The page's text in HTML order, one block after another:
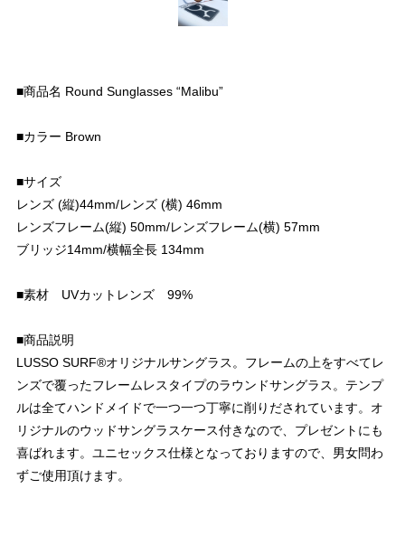
■商品名 Round Sunglasses “Malibu”
■カラー Brown
■サイズ
レンズ (縦)44mm/レンズ (横) 46mm
レンズフレーム(縦) 50mm/レンズフレーム(横) 57mm
ブリッジ14mm/横幅全長 134mm
■素材 UVカットレンズ 99%
■商品説明
LUSSO SURF®︎オリジナルサングラス。フレームの上をすべてレ
ンズで覆ったフレームレスタイプのラウンドサングラス。テンプ
ルは全てハンドメイドで一つ一つ丁寧に削りだされています。オ
リジナルのウッドサングラスケース付きなので、プレゼントにも
喜ばれます。ユニセックス仕様となっておりますので、男女問わ
ずご使用頂けます。